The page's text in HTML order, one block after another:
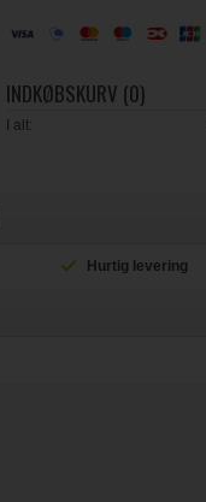
INDKØBSKURV (0)
I alt:
Hurtig levering